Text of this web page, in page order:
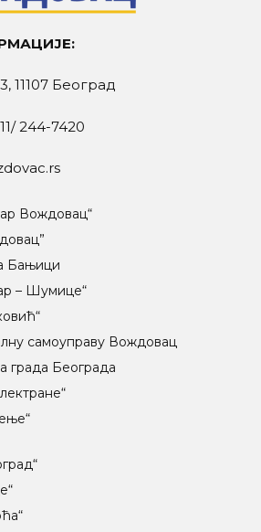
11107 Београд
244-7420
Вождовац“
Бањици
– Шумице“
самоуправу Вождовац
града Београда